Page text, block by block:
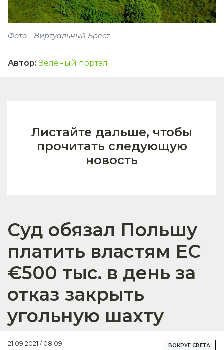
Фото - Виртуальный Брест
Автор: Зелёный портал
Листайте дальше, чтобы
прочитать следующую
новость
Суд обязал Польшу
платить властям ЕС
€500 тыс. в день за
отказ закрыть
угольную шахту
21.09.2021 / 08:09 ВОКРУГ СВЕТА